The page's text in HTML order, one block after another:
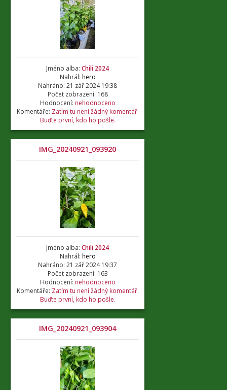
Jméno alba: Chili 2024
Nahrál: hero
Nahráno: 21 zář 2024 19:38
Počet zobrazení: 168
Hodnocení: nehodnoceno
Komentáře: Zatím tu není žádný komentář.
Buďte první, kdo ho pošle.
IMG_20240921_093920
Jméno alba: Chili 2024
Nahrál: hero
Nahráno: 21 zář 2024 19:37
Počet zobrazení: 163
Hodnocení: nehodnoceno
Komentáře: Zatím tu není žádný komentář.
Buďte první, kdo ho pošle.
IMG_20240921_093904